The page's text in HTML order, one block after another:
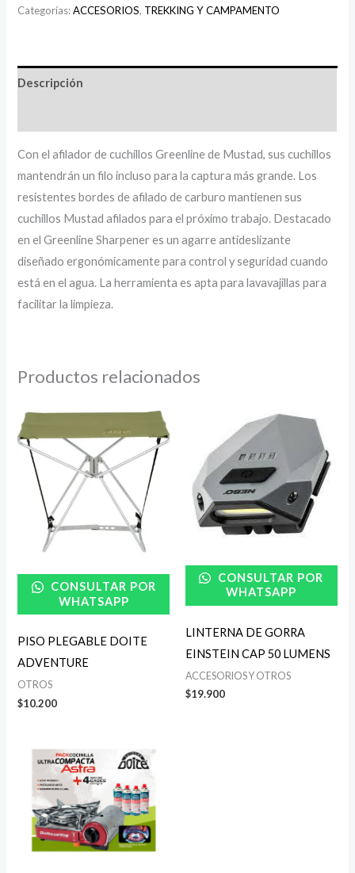
Categorías:ACCESORIOS, TREKKING Y CAMPAMENTO
Descripción
Con el afilador de cuchillos Greenline de Mustad, sus cuchillos
mantendrán un filo incluso para la captura más grande. Los
resistentes bordes de afilado de carburo mantienen sus
cuchillos Mustad afilados para el próximo trabajo. Destacado
en el Greenline Sharpener es un agarre antideslizante
diseñado ergonómicamente para control y seguridad cuando
está en el agua. La herramienta es apta para lavavajillas para
facilitar la limpieza.
Productos relacionados
CONSULTAR POR
WHATSAPP
PISO PLEGABLE DOITE
ADVENTURE
OTROS
$10.200
CONSULTAR POR
WHATSAPP
LINTERNA DE GORRA
EINSTEIN CAP 50 LUMENS
ACCESORIOS Y OTROS
$19.900